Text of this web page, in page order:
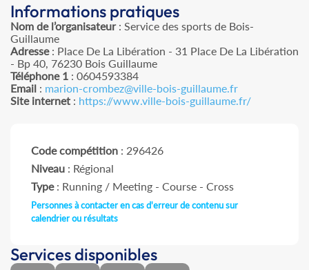
Informations pratiques
Nom de l’organisateur: Service des sports de Bois-
Guillaume
Adresse: Place De La Libération - 31 Place De La Libération
- Bp 40, 76230 Bois Guillaume
Téléphone 1 : 0604593384
Email : marion-crombez@ville-bois-guillaume.fr
Site internet : https://www.ville-bois-guillaume.fr/
Code compétition : 296426
Niveau : Régional
Type: Running / Meeting - Course - Cross
Personnes à contacter en cas d'erreur de contenu sur
calendrier ou résultats
Services disponibles